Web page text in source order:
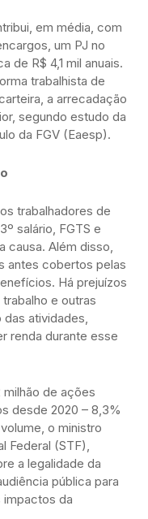
em média, com
um PJ no
de R$ 4,1 mil anuais.
trabalhista de
a arrecadação
segundo estudo da
da FGV (Eaesp).
trabalhadores de
salário, FGTS e
causa. Além disso,
antes cobertos pelas
Há prejuízos
e outras
atividades,
renda durante esse
milhão de ações
desde 2020 – 8,3%
o ministro
Federal (STF),
a legalidade da
pública para
impactos da